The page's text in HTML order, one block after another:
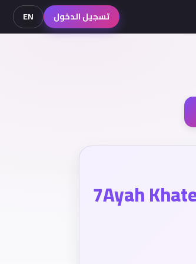
تسجيل الدخول EN
7Ayah